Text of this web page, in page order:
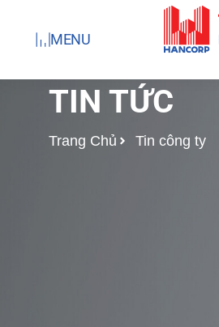
MENU
TIN TỨC
Trang Chủ Tin công ty